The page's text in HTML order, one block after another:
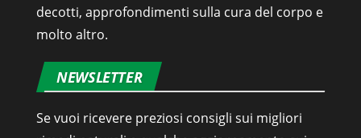
decotti, approfondimenti sulla cura del corpo e
molto altro.
NEWSLETTER
Se vuoi ricevere preziosi consigli sui migliori